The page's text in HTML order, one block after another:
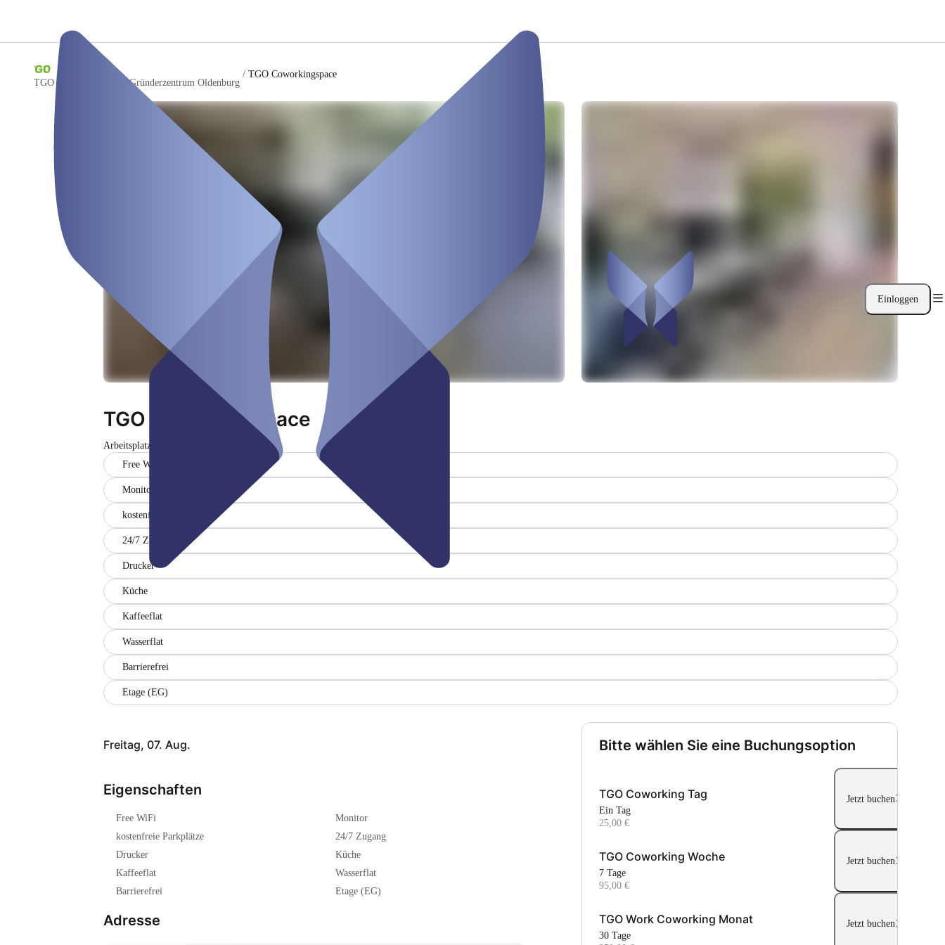
Einloggen
TGO Technologie- und Gründerzentrum Oldenburg
/ TGO Coworkingspace
TGO Coworkingspace
Arbeitsplatz
Free WiFi
Monitor
kostenfreie Parkplätze
24/7 Zugang
Drucker
Küche
Kaffeeflat
Wasserflat
Barrierefrei
Etage (EG)
Freitag, 07. Aug.
Eigenschaften
Free WiFi
Monitor
kostenfreie Parkplätze
24/7 Zugang
Drucker
Küche
Kaffeeflat
Wasserflat
Barrierefrei
Etage (EG)
Adresse
Bitte wählen Sie eine Buchungsoption
TGO Coworking Tag
Ein Tag
25,00 €
Jetzt buchen
TGO Coworking Woche
7 Tage
95,00 €
Jetzt buchen
TGO Work Coworking Monat
30 Tage
Jetzt buchen